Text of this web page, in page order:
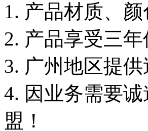
1. 产品材质、
2. 产品享受三
3. 广州地区提
4. 因业务需要
盟！